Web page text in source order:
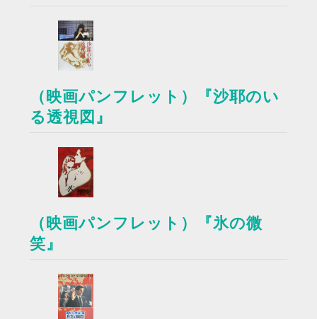
（映画パンフレット）『沙耶のい
る透視図』
（映画パンフレット）『氷の微
笑』